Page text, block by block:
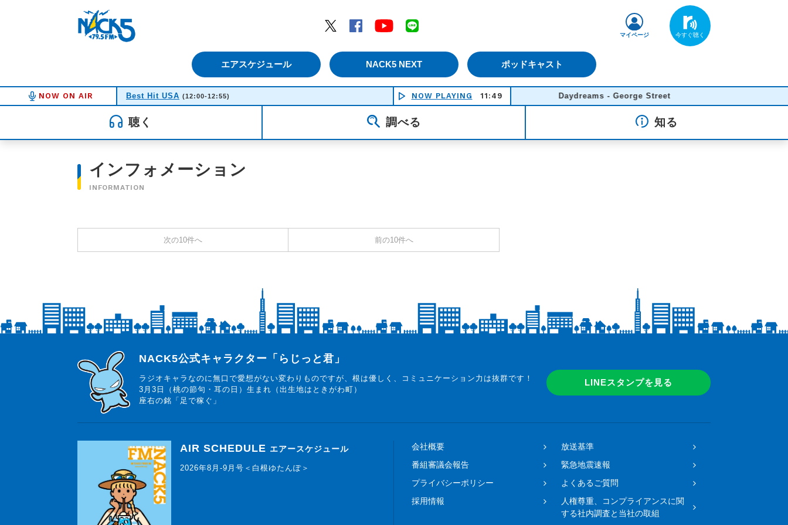
Twitter
Facebook YouTube
エアスケジュール NACK5 NEXT ポッドキャスト
マイページ
NOW ON AIR Best Hit USA (12:00-12:55) NOW PLAYING 11:49 Daydreams - George Street
聴く 調べる 知る
インフォメーション
INFORMATION
次の10件へ 前の10件へ
らじっと君
NACK5公式キャラクター「らじっと君」
ラジオキャラなのに無口で愛想がない変わりものですが、根は優しく、コミュニケーション力は抜群です！
3月3日（桃の節句・耳の日）生まれ（出生地はときがわ町）
座右の銘「足で稼ぐ」
LINEスタンプを見る
AIR SCHEDULE エアースケジュール
2026年8月-9月号＜白根ゆたんぽ＞
会社概要
放送基準
番組審議会報告
緊急地震速報
プライバシーポリシー
よくあるご質問
採用情報
人権尊重、コンプライアンスに関
する社内調査と当社の取組